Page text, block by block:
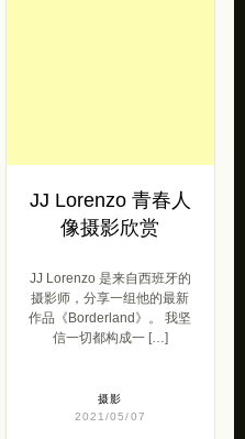
JJ Lorenzo 青春人
像摄影欣赏
JJ Lorenzo 是来自西班牙的
摄影师，分享一组他的最新
作品《Borderland》。 我坚
信一切都构成一 […]
摄影
2021/05/07